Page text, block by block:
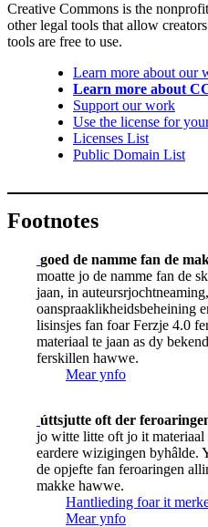
Creative Commons is the
other legal tools that allow
tools are free to use.
Learn more about our
Learn more about
Support our work
Use the license for
Licenses List
Public Domain List
Footnotes
goed de namme fan de
moatte jo de namme fan de
jaan, in
oanspraaklikheidsbeheining
lisinsjes fan foar Ferzje 4.0
materiaal te jaan as dy
ferskillen hawwe.
Mear ynfo
úttsjutte oft der
jo witte litte oft jo it
eardere wizigingen byhâlde.
de opjefte fan feroaringen
makke hawwe.
Hantlieding foar it
Mear ynfo